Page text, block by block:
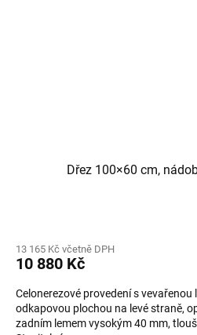
Dřez 100×60 cm,
13 165 Kč včetně DPH
10 880 Kč
Celonerezové provedení s
odkapovou plochou na levé straně,
zadním lemem vysokým 40 mm,